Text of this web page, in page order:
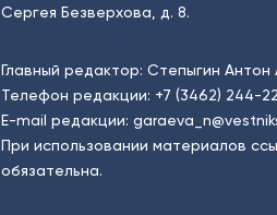
Сергея Безверхова, д. 8.
Главный редактор: Степыгин Антон
Телефон редакции: +7 (3462) 244-
E-mail редакции:
При использовании материалов
обязательна.